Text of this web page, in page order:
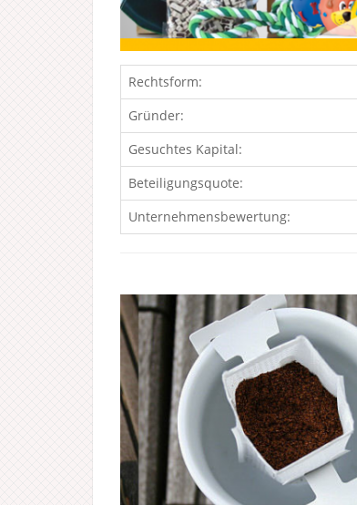
Rechtsform:
Gründer:
Gesuchtes Kapital:
Beteiligungsquote:
Unternehmensbewertung: